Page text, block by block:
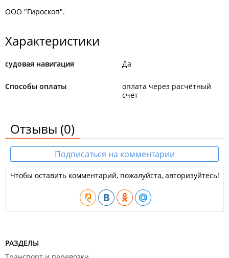
ООО "Гироскоп".
Характеристики
судовая навигация Да
Способы оплаты
оплата через расчётный
счёт
Отзывы (0)
Подписаться на комментарии
Чтобы оставить комментарий, пожалуйста, авторизуйтесь!
РАЗДЕЛЫ